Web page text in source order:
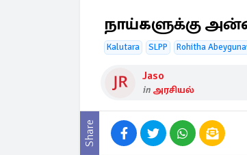
நாய்களுக்கு
Kalutara SLPP Rohitha
Jaso
in அரசியல்
Share